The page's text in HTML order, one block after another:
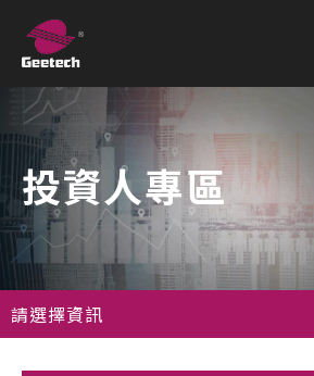
投資人專區
請選擇資訊